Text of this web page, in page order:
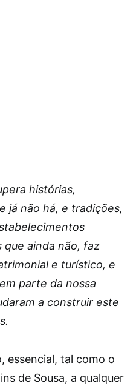
histórias,
já não há, e tradições,
ainda não, faz
e turístico, e
parte da nossa
a construir este
essencial, tal como o
de Sousa, a qualquer